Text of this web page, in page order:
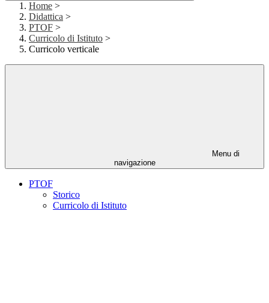
Home >
Didattica >
PTOF >
Curricolo di Istituto >
Curricolo verticale
Menu di
navigazione
PTOF
Storico
Curricolo di Istituto